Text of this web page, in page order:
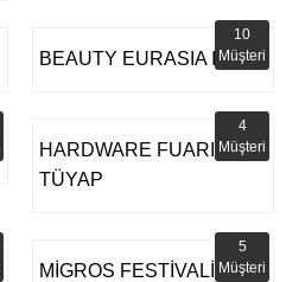
BEAUTY EURASIA IFM
10
Müşteri
HARDWARE FUARI
TÜYAP
4
Müşteri
MİGROS FESTİVALİ
5
Müşteri